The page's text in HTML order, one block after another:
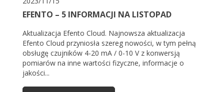
EFENTO – 5 INFORMACJI NA LISTOPAD
Aktualizacja Efento Cloud. Najnowsza aktualizacja
Efento Cloud przyniosła szereg nowości, w tym pełną
obsługę czujników 4-20 mA / 0-10 V z konwersją
pomiarów na inne wartości fizyczne, informacje o
jakości...